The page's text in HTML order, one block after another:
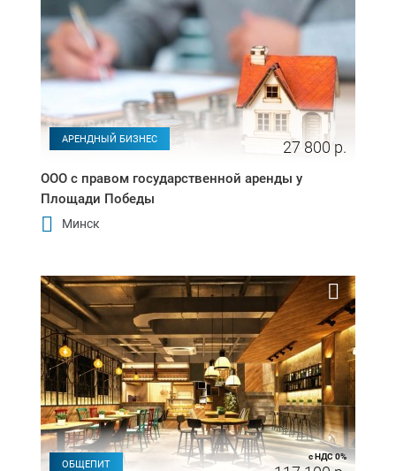
АРЕНДНЫЙ БИЗНЕС 27 800 р.
ООО с правом государственной аренды у
Площади Победы
Минск
ОБЩЕПИТ
с НДС 0%